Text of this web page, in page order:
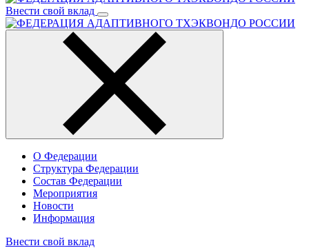
Внести свой вклад
О Федерации
Структура Федерации
Состав Федерации
Мероприятия
Новости
Информация
Внести свой вклад